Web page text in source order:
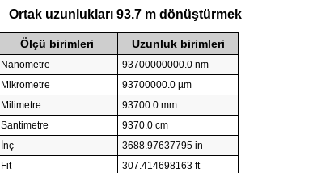
Ortak uzunlukları 93.7 m dönüştürmek
Ölçü birimleri Uzunluk birimleri
Nanometre
93700000000.0 nm
Mikrometre
93700000.0 µm
Milimetre
93700.0 mm
Santimetre
9370.0 cm
İnç
3688.97637795 in
Fit
307.414698163 ft